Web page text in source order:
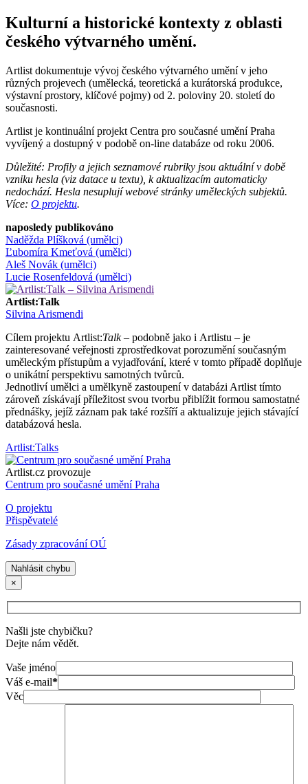
Kulturní a historické kontexty z oblasti
českého výtvarného umění.
Artlist dokumentuje vývoj českého výtvarného umění v jeho
různých projevech (umělecká, teoretická a kurátorská produkce,
výstavní prostory, klíčové pojmy) od 2. poloviny 20. století do
současnosti.
Artlist je kontinuální projekt Centra pro současné umění Praha
vyvíjený a dostupný v podobě on-line databáze od roku 2006.
Důležité: Profily a jejich seznamové rubriky jsou aktuální v době
vzniku hesla (viz datace u textu), k aktualizacím automaticky
nedochází. Hesla nesuplují webové stránky uměleckých subjektů.
Více: O projektu.
naposledy publikováno
Naděžda Plíšková (umělci)
Ľubomíra Kmeťová (umělci)
Aleš Novák (umělci)
Lucie Rosenfeldová (umělci)
Artlist:Talk
Silvina Arismendi
Cílem projektu Artlist:Talk– podobně jako i Artlistu – je
zainteresované veřejnosti zprostředkovat porozumění současným
uměleckým přístupům a vyjadřování, které v tomto případě doplňuje
o unikátní perspektivu samotných tvůrců.
Jednotliví umělci a umělkyně zastoupení v databázi Artlist tímto
zároveň získávají příležitost svou tvorbu přiblížit formou samostatné
přednášky, jejíž záznam pak také rozšíří a aktualizuje jejich stávající
databázová hesla.
Artlist:Talks
Artlist.cz provozuje
Centrum pro současné umění Praha
O projektu
Přispěvatelé
Zásady zpracování OÚ
Nahlásit chybu
×
Našli jste chybičku?
Dejte nám vědět.
Vaše jméno
Váš e-mail*
Věc